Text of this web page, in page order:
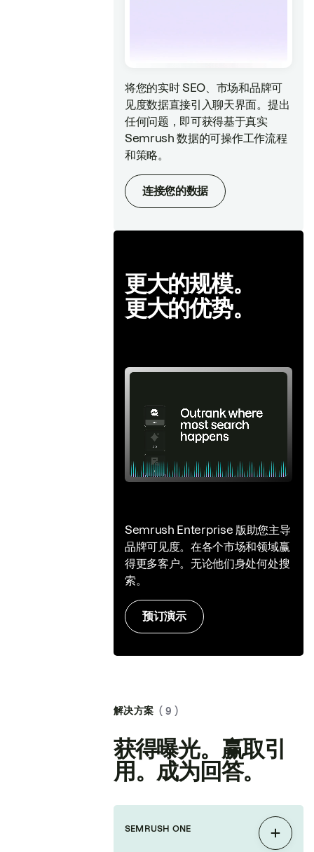
将您的实时 SEO、市场和品牌可
见度数据直接引入聊天界面。提出
任何问题，即可获得基于真实
Semrush 数据的可操作工作流程
和策略。
连接您的数据
更大的规模。
更大的优势。
Semrush Enterprise 版助您主导
品牌可见度。在各个市场和领域赢
得更多客户。无论他们身处何处搜
索。
预订演示
解决方案 ( 9 )
获得曝光。赢取引
用。成为回答。
SEMRUSH ONE
展开